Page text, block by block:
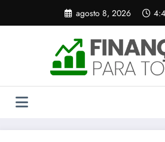
o
agosto 8, 2026